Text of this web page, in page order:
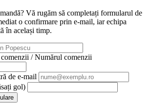
Vă rugăm să completați formularul de
o confirmare prin e-mail, iar echipa
în același timp.
/ Numărul comenzii
de e-mail
gol)